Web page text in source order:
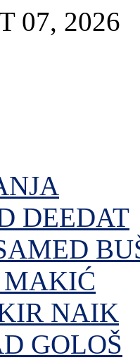
07, 2026
DEEDAT
NAIK
GOLOŠ